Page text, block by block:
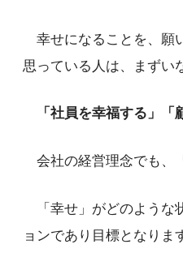
幸せになることを、願
思っている人は、まずい
「社員を幸福する」「
会社の経営理念でも、
「幸せ」がどのような
ョンであり目標となりま